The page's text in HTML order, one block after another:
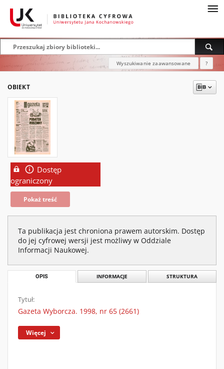
Wyszukiwanie zaawansowane ?
OBIEKT
Dostęp
ograniczony
Pokaż treść
Ta publikacja jest chroniona prawem autorskim. Dostęp
do jej cyfrowej wersji jest możliwy w Oddziale
Informacji Naukowej.
OPIS INFORMACJE STRUKTURA
Tytuł:
Gazeta Wyborcza. 1998, nr 65 (2661)
Więcej